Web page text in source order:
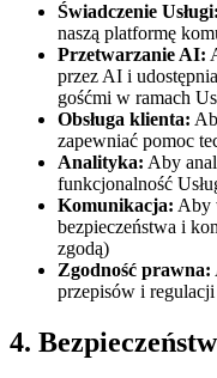
Świadczenie Usługi:
naszą platformę
Przetwarzanie AI:
przez AI i
gośćmi w ramach
Obsługa klienta:
zapewniać pomoc
Analityka: Aby
funkcjonalność
Komunikacja: Aby
bezpieczeństwa i
zgodą)
Zgodność prawna:
przepisów i regulacji
4.